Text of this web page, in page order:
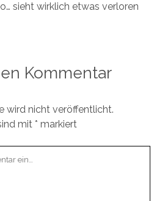
sieht wirklich etwas verloren
Kommentar
wird nicht veröffentlicht.
mit * markiert